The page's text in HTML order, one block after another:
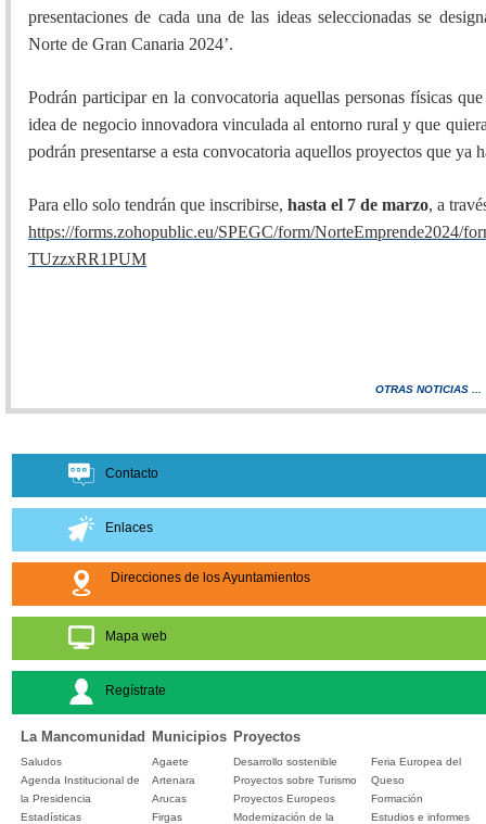
presentaciones de cada una de las ideas seleccionadas se
Norte de Gran Canaria 2024’.
Podrán participar en la convocatoria aquellas personas físicas
idea de negocio innovadora vinculada al entorno rural y que
podrán presentarse a esta convocatoria aquellos proyectos que ya
Para ello solo tendrán que inscribirse, hasta el 7 de marzo, a
https://forms.zohopublic.eu/SPEGC/form/NorteEmprende2024/
TUzzxRR1PUM
OTRAS NOTICIAS ...
Contacto
Enlaces
Direcciones de los Ayuntamientos
Mapa web
Regístrate
La Mancomunidad Municipios Proyectos
Saludos
Agenda Institucional de
la Presidencia
Estadísticas
Agaete
Artenara
Arucas
Firgas
Desarrollo sostenible
Proyectos sobre Turismo
Proyectos Europeos
Modernización de la
Feria Europea del
Queso
Formación
Estudios e informes